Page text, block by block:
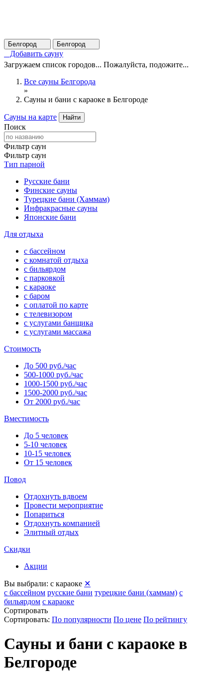
Белгород Белгород
Добавить сауну
Загружаем список городов... Пожалуйста, подожите...
Все сауны Белгорода
»
Сауны и бани с караоке в Белгороде
Сауны на карте Найти
Поиск
Фильтр саун
Фильтр саун
Тип парной
Русские бани
Финские сауны
Турецкие бани (Хаммам)
Инфракрасные сауны
Японские бани
Для отдыха
с бассейном
с комнатой отдыха
с бильярдом
с парковкой
с караоке
с баром
с оплатой по карте
с телевизором
с услугами банщика
с услугами массажа
Стоимость
До 500 руб./час
500-1000 руб./час
1000-1500 руб./час
1500-2000 руб./час
От 2000 руб./час
Вместимость
До 5 человек
5-10 человек
10-15 человек
От 15 человек
Повод
Отдохнуть вдвоем
Провести мероприятие
Попариться
Отдохнуть компанией
Элитный отдых
Скидки
Акции
Вы выбрали: с караоке ✕
с бассейном русские бани турецкие бани (хаммам) с
бильярдом с караоке
Сортировать
Сортировать: По популярности По цене По рейтингу
Сауны и бани с караоке в
Белгороде